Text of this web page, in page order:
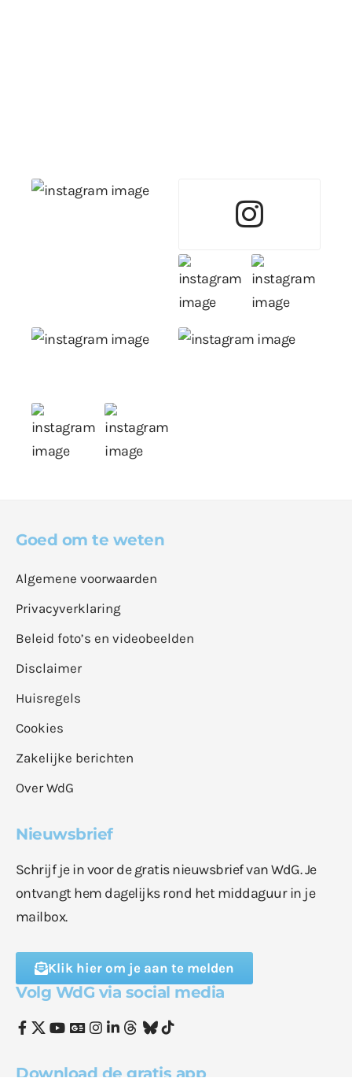
Goed om te weten
Algemene voorwaarden
Privacyverklaring
Beleid foto’s en videobeelden
Disclaimer
Huisregels
Cookies
Zakelijke berichten
Over WdG
Nieuwsbrief
Schrijf je in voor de gratis nieuwsbrief van WdG. Je
ontvangt hem dagelijks rond het middaguur in je
mailbox.
Klik hier om je aan te melden
Volg WdG via social media
Download de gratis app